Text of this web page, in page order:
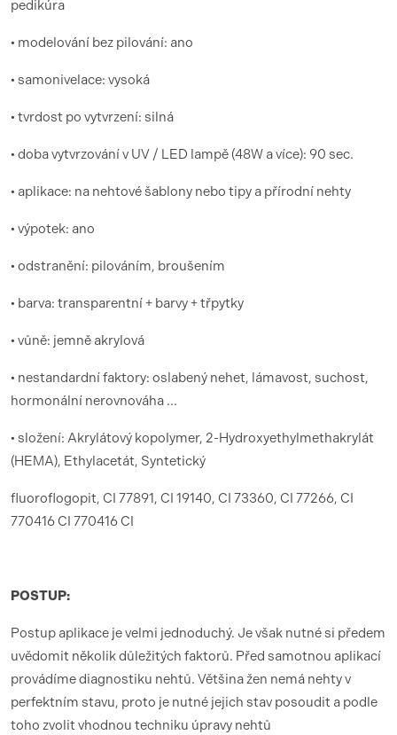
pedikúra
• modelování bez pilování: ano
• samonivelace: vysoká
• tvrdost po vytvrzení: silná
• doba vytvrzování v UV / LED lampě (48W a více): 90 sec.
• aplikace: na nehtové šablony nebo tipy a přírodní nehty
• výpotek: ano
• odstranění: pilováním, broušením
• barva: transparentní + barvy + třpytky
• vůně: jemně akrylová
• nestandardní faktory: oslabený nehet, lámavost, suchost,
hormonální nerovnováha ...
• složení: Akrylátový kopolymer, 2-Hydroxyethylmethakrylát
(HEMA), Ethylacetát, Syntetický
fluoroflogopit, CI 77891, CI 19140, CI 73360, CI 77266, CI
770416 CI 770416 CI
POSTUP:
Postup aplikace je velmi jednoduchý. Je však nutné si předem
uvědomit několik důležitých faktorů. Před samotnou aplikací
provádíme diagnostiku nehtů. Většina žen nemá nehty v
perfektním stavu, proto je nutné jejich stav posoudit a podle
toho zvolit vhodnou techniku úpravy nehtů